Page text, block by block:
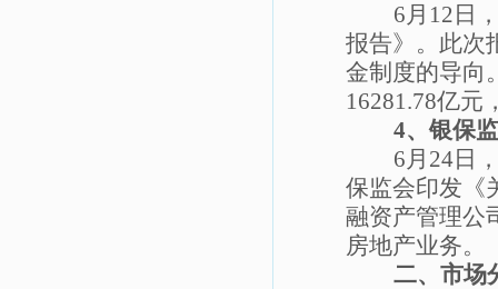
6月 12 日
报告》。此次
金制度的导向
16281.78亿元
4、银保
6月 24日
保监会印发《
融资产管理公
房地产业务。
二、市场